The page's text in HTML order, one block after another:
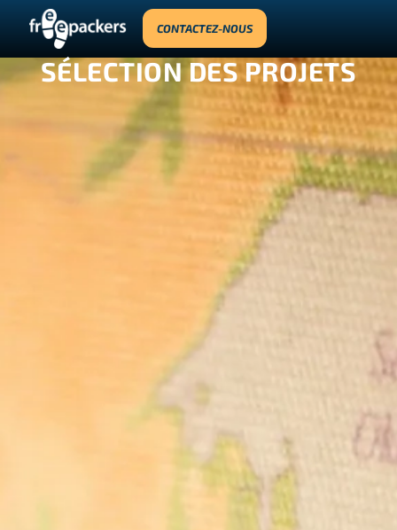
CONTACTEZ-NOUS
SÉLECTION DES PROJETS